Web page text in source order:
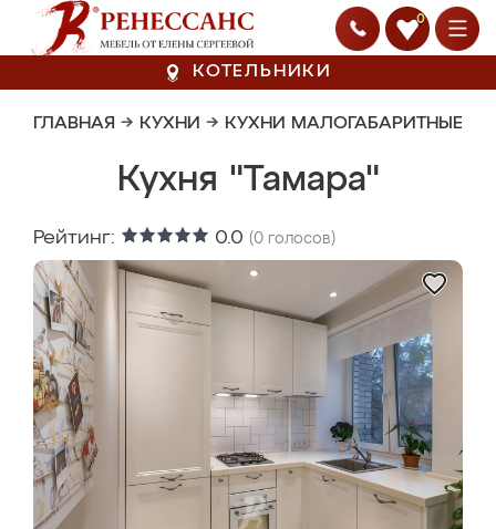
0
КОТЕЛЬНИКИ
ГЛАВНАЯ → КУХНИ → КУХНИ МАЛОГАБАРИТНЫЕ
Кухня "Тамара"
Рейтинг: 0.0 (0 голосов)